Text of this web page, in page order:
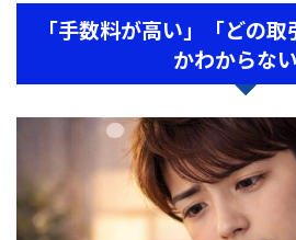
「手数料が高い」「どの
かわからない